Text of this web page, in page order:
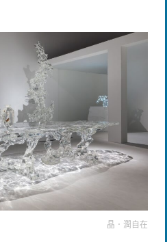
晶．潤自在